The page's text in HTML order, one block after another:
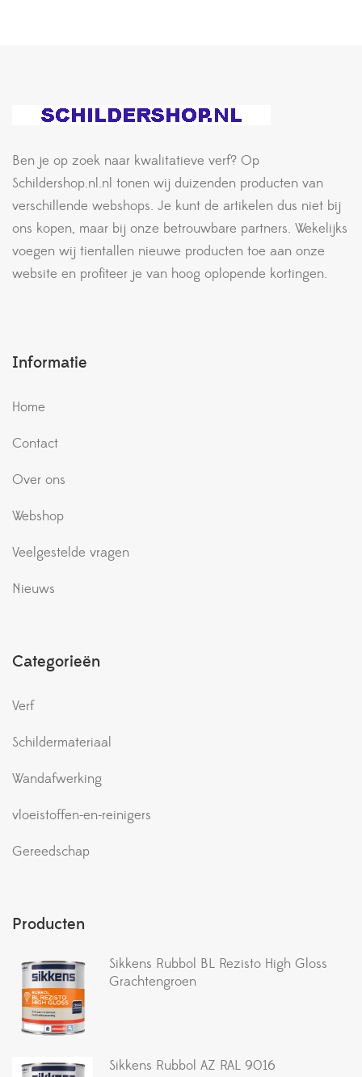
Ben je op zoek naar kwalitatieve verf? Op
Schildershop.nl.nl tonen wij duizenden producten van
verschillende webshops. Je kunt de artikelen dus niet bij
ons kopen, maar bij onze betrouwbare partners. Wekelijks
voegen wij tientallen nieuwe producten toe aan onze
website en profiteer je van hoog oplopende kortingen.
Informatie
Home
Contact
Over ons
Webshop
Veelgestelde vragen
Nieuws
Categorieën
Verf
Schildermateriaal
Wandafwerking
vloeistoffen-en-reinigers
Gereedschap
Producten
Sikkens Rubbol BL Rezisto High Gloss
Grachtengroen
Sikkens Rubbol AZ RAL 9016